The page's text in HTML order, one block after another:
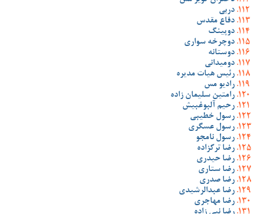
دربی
دفاع مقدس
دوپینگ
دوچرخه سواری
دوستانه
دومیدانی
رئیس هیات مدیره
رادیو مس
رامتین سلیمان زاده
رحیم آلبوغبیش
رسول خطیبی
رسول عسگری
رسول نامجو
رضا ترکزاده
رضا حیدری
رضا ستاری
رضا صدری
رضا عبدالرشیدی
رضا مهاجری